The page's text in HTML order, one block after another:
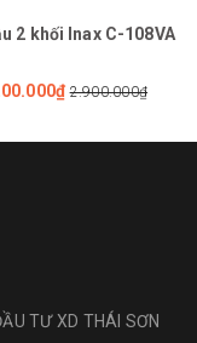
2 khối Inax C-108VA
2.900.000₫
TƯ XD THÁI SƠN